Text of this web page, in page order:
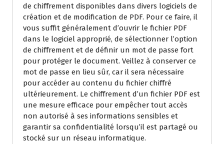
de chiffrement disponibles dans divers logiciels de
création et de modification de PDF. Pour ce faire, il
vous suffit généralement d’ouvrir le fichier PDF
dans le logiciel approprié, de sélectionner l’option
de chiffrement et de définir un mot de passe fort
pour protéger le document. Veillez à conserver ce
mot de passe en lieu sûr, car il sera nécessaire
pour accéder au contenu du fichier chiffré
ultérieurement. Le chiffrement d’un fichier PDF est
une mesure efficace pour empêcher tout accès
non autorisé à ses informations sensibles et
garantir sa confidentialité lorsqu’il est partagé ou
stocké sur un réseau informatique.